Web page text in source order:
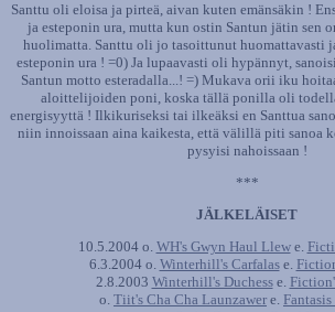
Santtu oli eloisa ja pirteä, aivan kuten emänsäkin !
ja esteponin ura, mutta kun ostin Santun jätin sen
huolimatta. Santtu oli jo tasoittunut huomattavasti
esteponin ura ! =0) Ja lupaavasti oli hypännyt,
Santun motto esteradalla...! =) Mukava orii iku
aloittelijoiden poni, koska tällä ponilla oli
energisyyttä ! Ilkikuriseksi tai ilkeäksi en Santtua
niin innoissaan aina kaikesta, että välillä piti sanoa
pysyisi nahoissaan !
***
JÄLKELÄISET
10.5.2004 o. WH's Gwyn Haul Llewe.
6.3.2004 o. Winterhill's Carfalase.
2.8.2003 Winterhill's Duchesse.
o. Tiit's Cha Cha Launzawer e.